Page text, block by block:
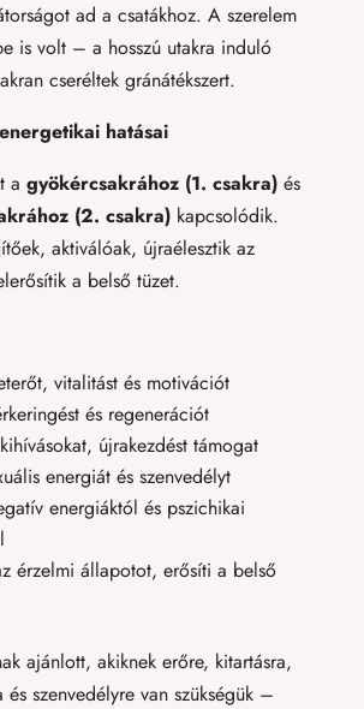
ad a csatákhoz. A szerelem
is volt – a hosszú utakra induló
cseréltek gránátékszert.
hatásai
a gyökércsakrához (1. csakra)és
(2. csakra)kapcsolódik.
aktiválóak, újraélesztik az
a belső tüzet.
vitalitást és motivációt
és regenerációt
újrakezdést támogat
energiát és szenvedélyt
energiáktól és pszichikai
érzelmi állapotot, erősíti a belső
ajánlott, akiknek erőre, kitartásra,
és szenvedélyre van szükségük –